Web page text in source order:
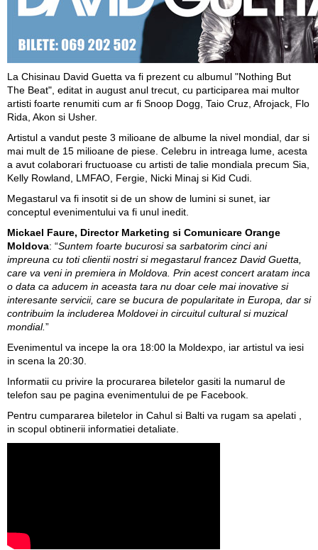
La Chisinau David Guetta va fi prezent cu albumul "Nothing But
The Beat", editat in august anul trecut, cu participarea mai multor
artisti foarte renumiti cum ar fi Snoop Dogg, Taio Cruz, Afrojack, Flo
Rida, Akon si Usher.
Artistul a vandut peste 3 milioane de albume la nivel mondial, dar si
mai mult de 15 milioane de piese. Celebru in intreaga lume, acesta
a avut colaborari fructuoase cu artisti de talie mondiala precum Sia,
Kelly Rowland, LMFAO, Fergie, Nicki Minaj si Kid Cudi.
Megastarul va fi insotit si de un show de lumini si sunet, iar
conceptul evenimentului va fi unul inedit.
Mickael Faure, Director Marketing si Comunicare Orange
Moldova: “Suntem foarte bucurosi sa sarbatorim cinci ani
impreuna cu toti clientii nostri si megastarul francez David Guetta,
care va veni in premiera in Moldova. Prin acest concert aratam inca
o data ca aducem in aceasta tara nu doar cele mai inovative si
interesante servicii, care se bucura de popularitate in Europa, dar si
contribuim la includerea Moldovei in circuitul cultural si muzical
mondial.”
Evenimentul va incepe la ora 18:00 la Moldexpo, iar artistul va iesi
in scena la 20:30.
Informatii cu privire la procurarea biletelor gasiti la numarul de
telefon sau pe pagina evenimentului de pe Facebook
Pentru cumpararea biletelor in Cahul si Balti va rugam sa apelati ,
in scopul obtinerii informatiei detaliate.